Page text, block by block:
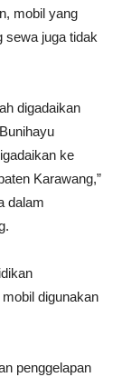
mobil yang
sewa juga tidak
digadaikan
ke
Karawang,”
dalam
digunakan
penggelapan